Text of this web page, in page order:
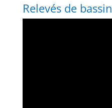
Relevés de bassin